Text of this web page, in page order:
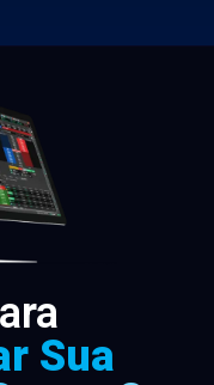
Sua